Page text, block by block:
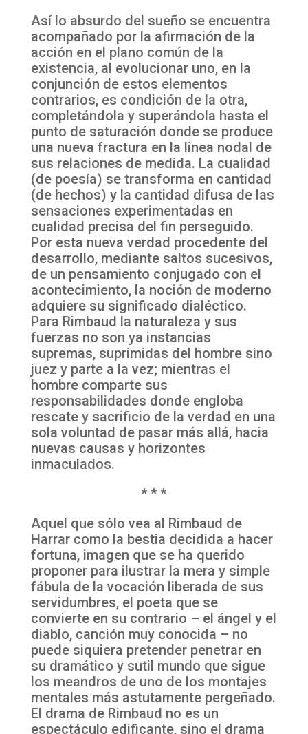
Así lo absurdo del sueño se encuentra
acompañado por la afirmación de la
acción en el plano común de la
existencia, al evolucionar uno, en la
conjunción de estos elementos
contrarios, es condición de la otra,
completándola y superándola hasta el
punto de saturación donde se produce
una nueva fractura en la linea nodal de
sus relaciones de medida. La cualidad
(de poesía) se transforma en cantidad
(de hechos) y la cantidad difusa de las
sensaciones experimentadas en
cualidad precisa del fin perseguido.
Por esta nueva verdad procedente del
desarrollo, mediante saltos sucesivos,
de un pensamiento conjugado con el
acontecimiento, la noción de moderno
adquiere su significado dialéctico.
Para Rimbaud la naturaleza y sus
fuerzas no son ya instancias
supremas, suprimidas del hombre sino
juez y parte a la vez; mientras el
hombre comparte sus
responsabilidades donde engloba
rescate y sacrificio de la verdad en una
sola voluntad de pasar más allá, hacia
nuevas causas y horizontes
inmaculados.
* * *
Aquel que sólo vea al Rimbaud de
Harrar como la bestia decidida a hacer
fortuna, imagen que se ha querido
proponer para ilustrar la mera y simple
fábula de la vocación liberada de sus
servidumbres, el poeta que se
convierte en su contrario – el ángel y el
diablo, canción muy conocida – no
puede siquiera pretender penetrar en
su dramático y sutil mundo que sigue
los meandros de uno de los montajes
mentales más astutamente pergeñado.
El drama de Rimbaud no es un
espectáculo edificante, sino el drama